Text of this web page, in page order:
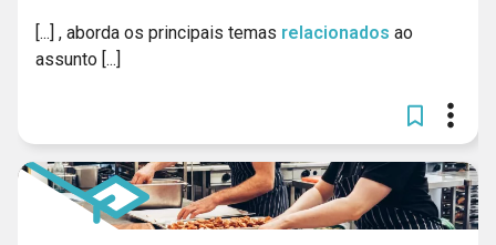
[...] , aborda os principais temas relacionados ao
assunto [...]